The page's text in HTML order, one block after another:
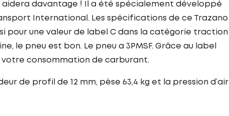
aidera davantage ! Il a été spécialement développé
International. Les spécifications de ce Trazano
pour une valeur de label C dans la catégorie traction
le pneu est bon. Le pneu a 3PMSF. Grâce au label
consommation de carburant.
de profil de 12 mm, pèse 63,4 kg et la pression d’air